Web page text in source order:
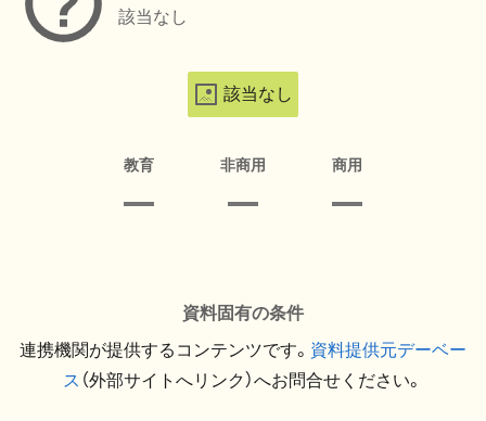
該当なし
該当なし
教育 非商用 商用
資料固有の条件
連携機関が提供するコンテンツです。 資料提供元デーベー
ス （外部サイトへリンク）へお問合せください。